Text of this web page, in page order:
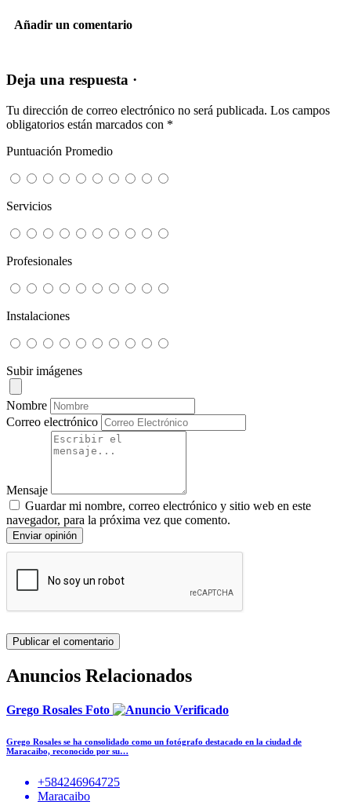
Añadir un comentario
Deja una respuesta ·
Tu dirección de correo electrónico no será publicada. Los campos
obligatorios están marcados con *
Puntuación Promedio
Servicios
Profesionales
Instalaciones
Subir imágenes
Nombre
Correo electrónico
Mensaje
Guardar mi nombre, correo electrónico y sitio web en este
navegador, para la próxima vez que comento.
Enviar opinión
Anuncios Relacionados
Grego Rosales Foto
Grego Rosales se ha consolidado como un fotógrafo destacado en la ciudad de
Maracaibo, reconocido por su…
+584246964725
Maracaibo